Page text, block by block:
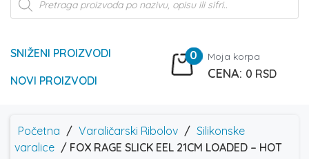
search
SNIŽENI PROIZVODI
NOVI PROIZVODI
0 Moja korpa
0 RSD
Početna / Varaličarski Ribolov / Silikonske
varalice / FOX RAGE SLICK EEL 21CM LOADED – HOT